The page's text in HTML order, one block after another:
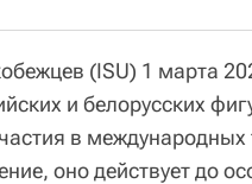
(ISU) 1 марта
и белорусских
в международных
оно действует до